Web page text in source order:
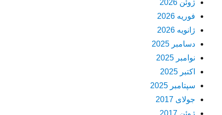
ژوئن 2026
فوریه 2026
ژانویه 2026
دسامبر 2025
نوامبر 2025
اکتبر 2025
سپتامبر 2025
جولای 2017
ژوئن 2017